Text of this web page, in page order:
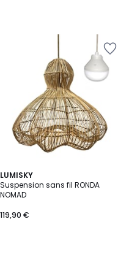
LUMISKY
Suspension sans fil RONDA
NOMAD
119,90 €